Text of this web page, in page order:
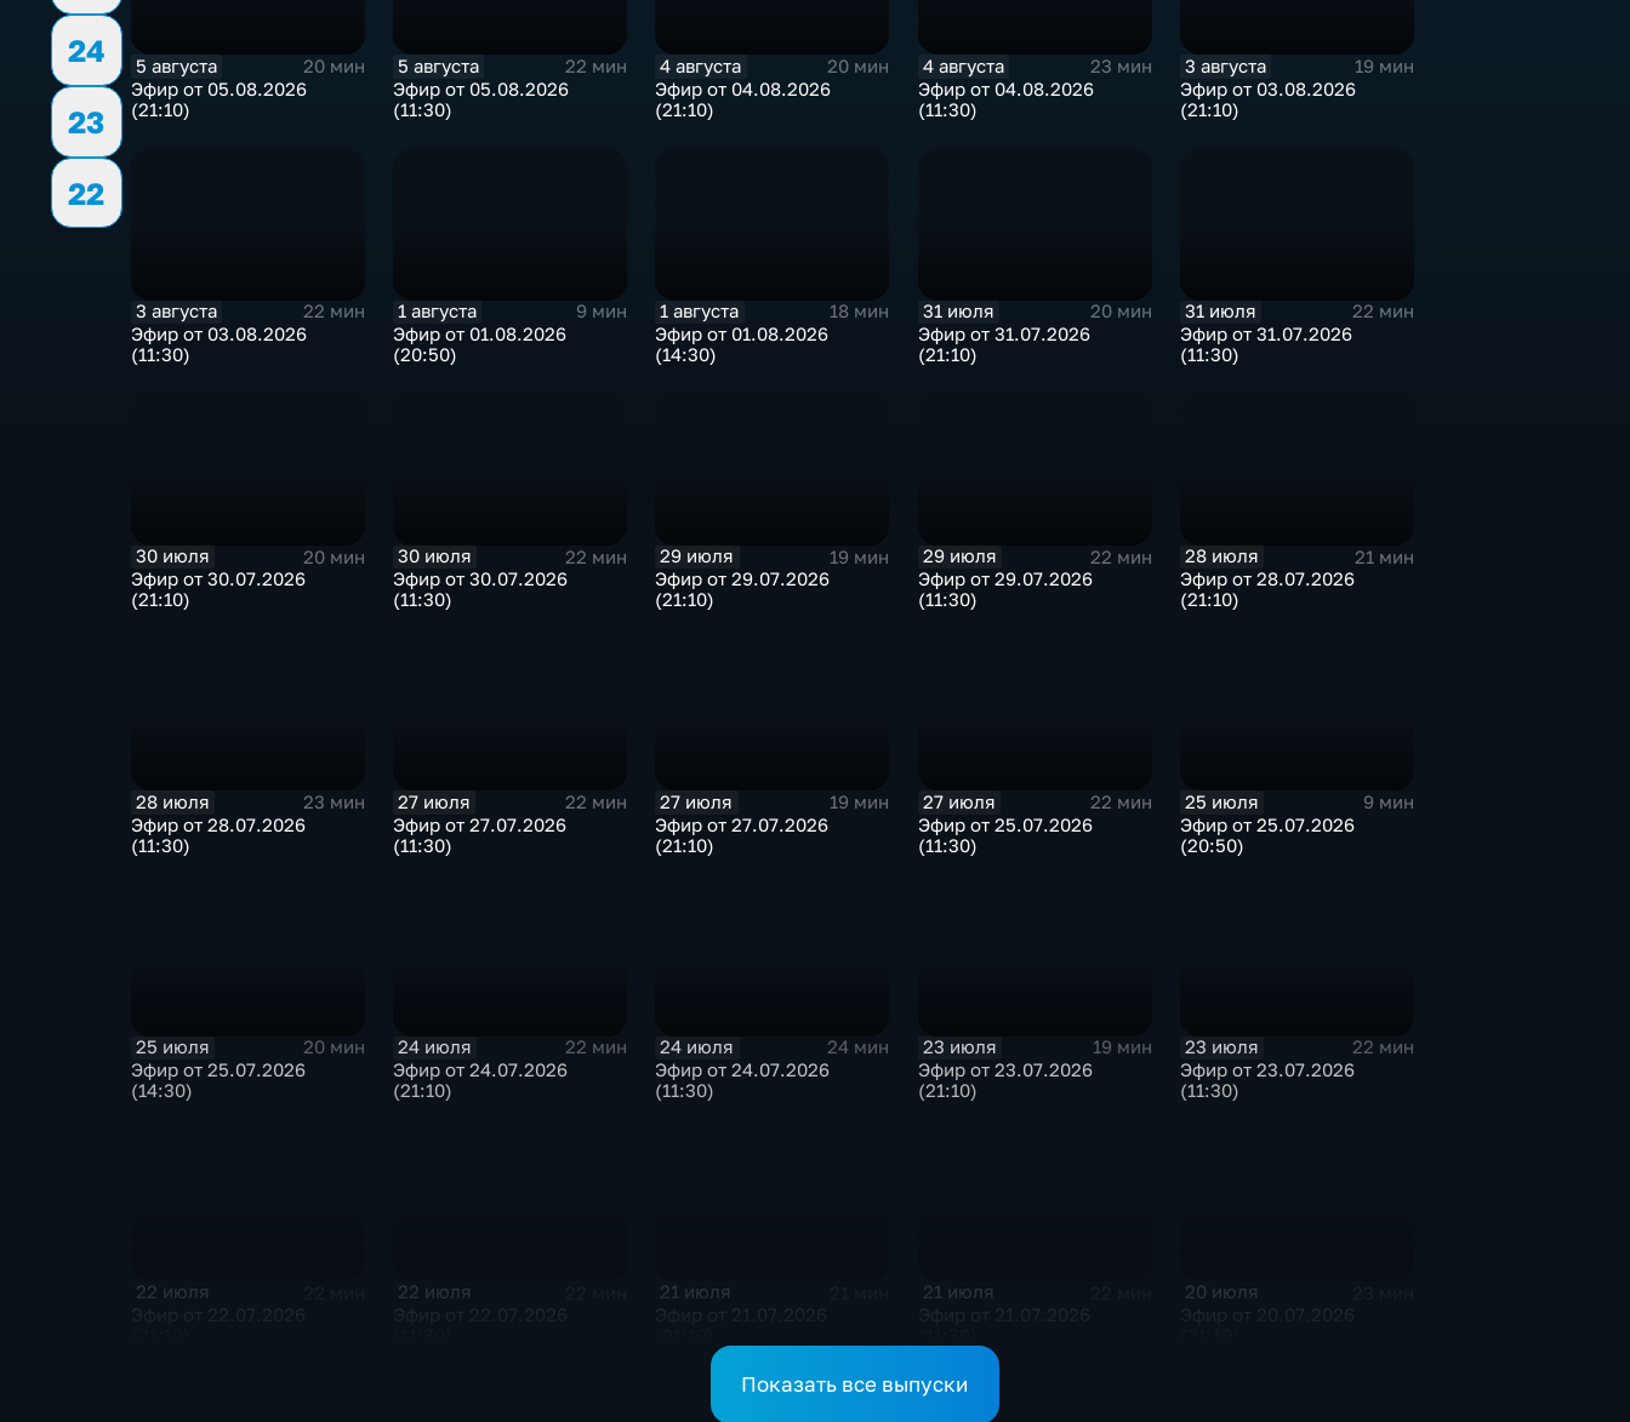
24
23
22
5 августа
20 мин
Эфир от 05.08.2026
(21:10)
5 августа
22 мин
Эфир от 05.08.2026
(11:30)
4 августа
20 мин
Эфир от 04.08.2026
(21:10)
4 августа
23 мин
Эфир от 04.08.2026
(11:30)
3 августа
19 мин
Эфир от 03.08.2026
(21:10)
3 августа
22 мин
Эфир от 03.08.2026
(11:30)
1 августа
9 мин
Эфир от 01.08.2026
(20:50)
1 августа
18 мин
Эфир от 01.08.2026
(14:30)
31 июля
20 мин
Эфир от 31.07.2026
(21:10)
31 июля
22 мин
Эфир от 31.07.2026
(11:30)
30 июля
20 мин
Эфир от 30.07.2026
(21:10)
30 июля
22 мин
Эфир от 30.07.2026
(11:30)
29 июля
19 мин
Эфир от 29.07.2026
(21:10)
29 июля
22 мин
Эфир от 29.07.2026
(11:30)
28 июля
21 мин
Эфир от 28.07.2026
(21:10)
28 июля
23 мин
Эфир от 28.07.2026
(11:30)
27 июля
22 мин
Эфир от 27.07.2026
(11:30)
27 июля
19 мин
Эфир от 27.07.2026
(21:10)
27 июля
22 мин
Эфир от 25.07.2026
(11:30)
25 июля
9 мин
Эфир от 25.07.2026
(20:50)
25 июля
20 мин
Эфир от 25.07.2026
(14:30)
24 июля
22 мин
Эфир от 24.07.2026
(21:10)
24 июля
24 мин
Эфир от 24.07.2026
(11:30)
23 июля
19 мин
Эфир от 23.07.2026
(21:10)
23 июля
22 мин
Эфир от 23.07.2026
(11:30)
22 июля 22 июля 21 июля 21 июля 20 июля
Показать все выпуски